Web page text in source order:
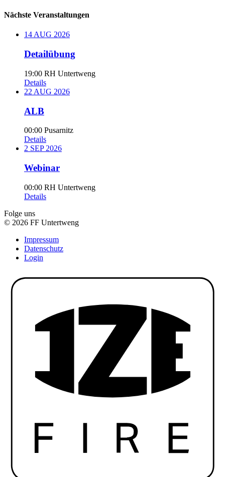
Nächste Veranstaltungen
14AUG 2026
Detailübung
19:00 RH Untertweng
Details
22 AUG 2026
ALB
00:00 Pusarnitz
Details
2 SEP 2026
Webinar
00:00 RH Untertweng
Details
Folge uns
© 2026 FF Untertweng
Impressum
Datenschutz
Login